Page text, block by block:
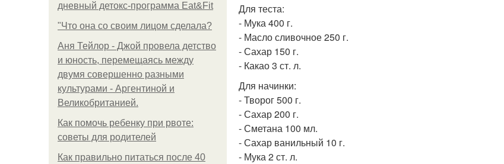
дневный детокс-программа Eat&Fit
"Что она со своим лицом сделала?
Аня Тейлор - Джой провела детство
и юность, перемещаясь между
двумя совершенно разными
культурами - Аргентиной и
Великобританией.
Как помочь ребенку при рвоте:
советы для родителей
Как правильно питаться после 40
Для теста:
- Мука 400 г.
- Масло сливочное 250 г.
- Сахар 150 г.
- Какао 3 ст. л.
Для начинки:
- Творог 500 г.
- Сахар 200 г.
- Сметана 100 мл.
- Сахар ванильный 10 г.
- Мука 2 ст. л.